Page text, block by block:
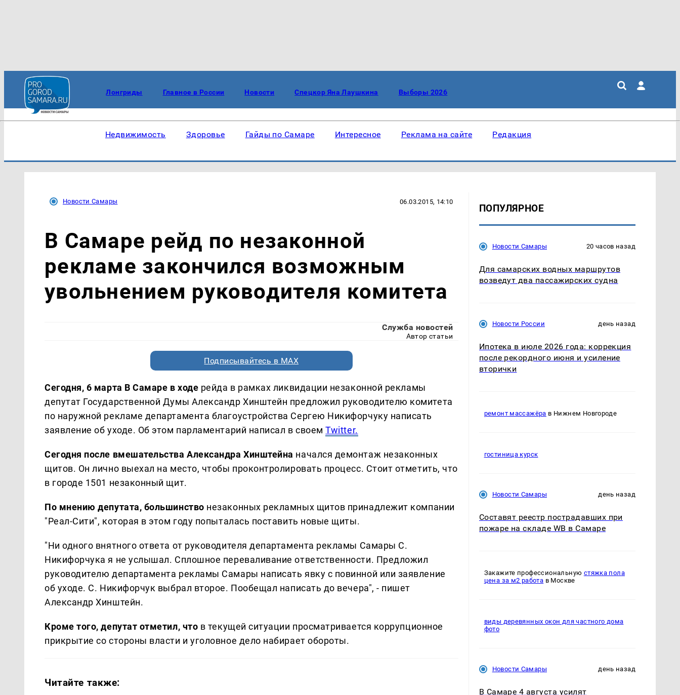
Лонгриды Главное в России Новости Спецкор Яна Лаушкина Выборы 2026
Недвижимость Здоровье Гайды по Самаре Интересное Реклама на сайте Редакция
Новости Самары 06.03.2015, 14:10
В Самаре рейд по незаконной
рекламе закончился возможным
увольнением руководителя комитета
Служба новостей
Автор статьи
Подписывайтесь в MAX
Сегодня, 6 марта В Самаре в ходе рейда в рамках ликвидации незаконной рекламы
депутат Государственной Думы Александр Хинштейн предложил руководителю комитета
по наружной рекламе департамента благоустройства Сергею Никифорчуку написать
заявление об уходе. Об этом парламентарий написал в своемTwitter.
Сегодня после вмешательства Александра Хинштейна начался демонтаж незаконных
щитов. Он лично выехал на место, чтобы проконтролировать процесс. Стоит отметить, что
в городе 1501 незаконный щит.
По мнению депутата, большинство незаконных рекламных щитов принадлежит компании
"Реал-Сити", которая в этом году попыталась поставить новые щиты.
"Ни одного внятного ответа от руководителя департамента рекламы Самары С.
Никифорчука я не услышал. Сплошное переваливание ответственности. Предложил
руководителю департамента рекламы Самары написать явку с повинной или заявление
об уходе. С. Никифорчук выбрал второе. Пообещал написать до вечера", - пишет
Александр Хинштейн.
Кроме того, депутат отметил, что в текущей ситуации просматривается коррупционное
прикрытие со стороны власти и уголовное дело набирает обороты.
Читайте также:
ПОПУЛЯРНОЕ
Новости Самары 20 часов назад
Для самарских водных маршрутов
возведут два пассажирских судна
Новости России день назад
Ипотека в июле 2026 года: коррекция
после рекордного июня и усиление
вторички
ремонт массажёра в Нижнем Новгороде
гостиница курск
Новости Самары день назад
Составят реестр пострадавших при
пожаре на складе WB в Самаре
Закажите профессиональную стяжка пола
цена за м2 работа в Москве
виды деревянных окон для частного дома
фото
Новости Самары день назад
В Самаре 4 августа усилят